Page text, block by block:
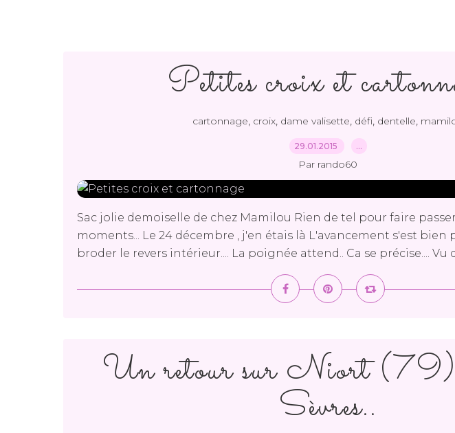
Petites croix et
cartonnage, croix, dame valisette, défi, dentelle,
29.01.2015 …
Par rando60
Sac jolie demoiselle de chez Mamilou Rien de tel pour faire
moments... Le 24 décembre , j'en étais là L'avancement s'est bien
broder le revers intérieur.... La poignée attend.. Ca se précise.... Vu
Un retour sur Niort
Sèvres..